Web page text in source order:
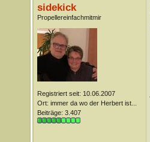
sidekick
Propellereinfachmitmir
Registriert seit: 10.06.2007
Ort: immer da wo der Herbert ist...
Beiträge: 3.407